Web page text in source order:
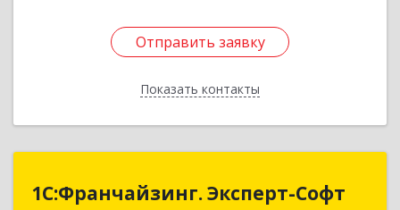
Отправить заявку
Показать контакты
Отправить заявку
Назад
1С:Франчайзинг. Эксперт-Софт
1С:Франчайзинг. Эксперт-Софт